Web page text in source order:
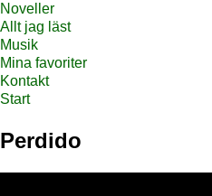
Noveller
Allt jag läst
Musik
Mina favoriter
Kontakt
Start
Perdido